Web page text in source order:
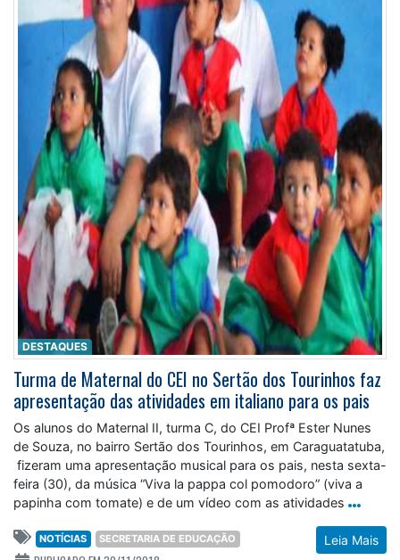
DESTAQUES
Turma de Maternal do CEI no Sertão dos Tourinhos faz
apresentação das atividades em italiano para os pais
Os alunos do Maternal II, turma C, do CEI Profª Ester Nunes
de Souza, no bairro Sertão dos Tourinhos, em Caraguatatuba,
fizeram uma apresentação musical para os pais, nesta sexta-
feira (30), da música “Viva la pappa col pomodoro” (viva a
papinha com tomate) e de um vídeo com as atividades
Leia Mais
NOTÍCIAS SECRETARIA DE EDUCAÇÃO